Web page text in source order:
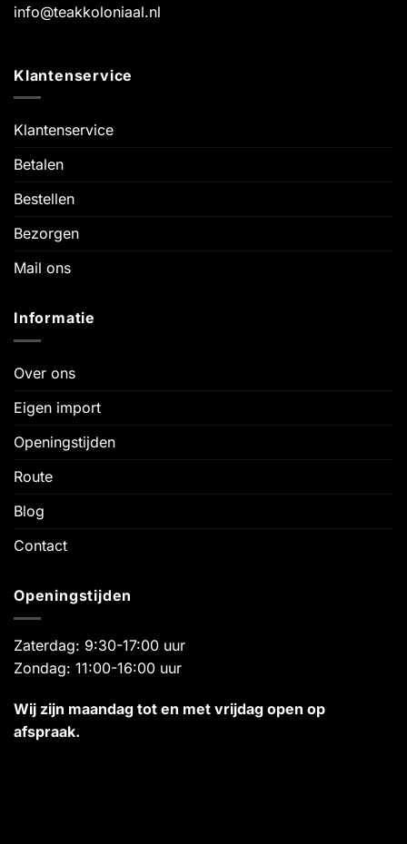
info@teakkoloniaal.nl
Klantenservice
Klantenservice
Betalen
Bestellen
Bezorgen
Mail ons
Informatie
Over ons
Eigen import
Openingstijden
Route
Blog
Contact
Openingstijden
Zaterdag: 9:30-17:00 uur
Zondag: 11:00-16:00 uur
Wij zijn maandag tot en met vrijdag open op
afspraak.